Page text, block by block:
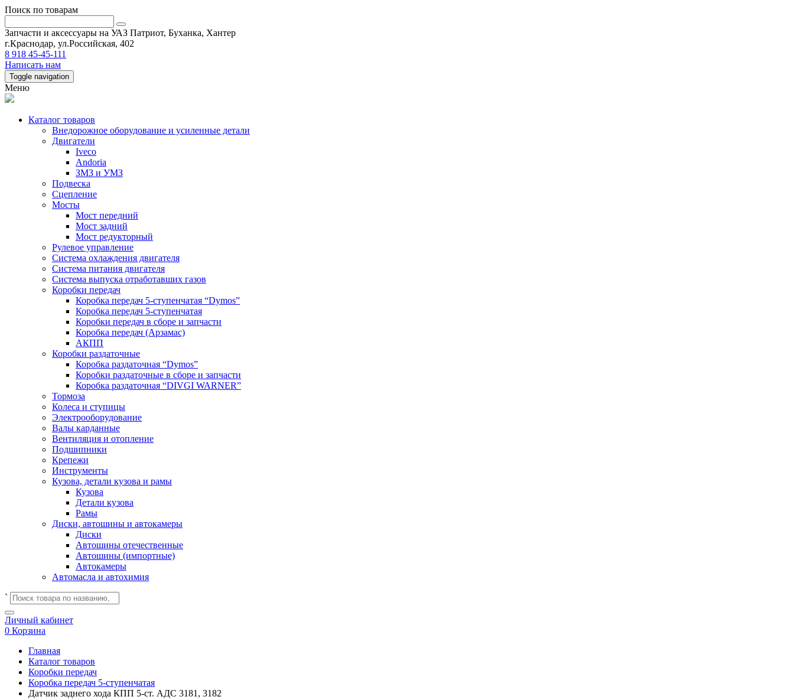
Поиск по товарам
Запчасти и аксессуары на УАЗ Патриот, Буханка, Хантер
г.Краснодар, ул.Российская, 402
8 918 45-45-111
Написать нам
Toggle navigation
Меню
Каталог товаров
Внедорожное оборудование и усиленные детали
Двигатели
Iveco
Andoria
ЗМЗ и УМЗ
Подвеска
Сцепление
Мосты
Мост передний
Мост задний
Мост редукторный
Рулевое управление
Система охлаждения двигателя
Система питания двигателя
Система выпуска отработавших газов
Коробки передач
Коробка передач 5-ступенчатая “Dymos”
Коробка передач 5-ступенчатая
Коробки передач в сборе и запчасти
Коробка передач (Арзамас)
АКПП
Коробки раздаточные
Коробка раздаточная “Dymos”
Коробки раздаточные в сборе и запчасти
Коробка раздаточная “DIVGI WARNER”
Тормоза
Колеса и ступицы
Электрооборудование
Валы карданные
Вентиляция и отопление
Подшипники
Крепежи
Инструменты
Кузова, детали кузова и рамы
Кузова
Детали кузова
Рамы
Диски, автошины и автокамеры
Диски
Автошины отечественные
Автошины (импортные)
Автокамеры
Автомасла и автохимия
`
Личный кабинет
0 Корзина
Главная
Каталог товаров
Коробки передач
Коробка передач 5-ступенчатая
Датчик заднего хода КПП 5-ст. АДС 3181, 3182